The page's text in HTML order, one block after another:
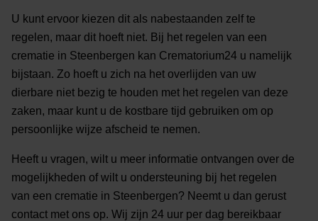
U kunt ervoor kiezen dit als nabestaanden zelf te
regelen, maar dit hoeft niet. Bij het regelen van een
crematie in Steenbergen kan Crematorium24 u namelijk
bijstaan. Zo hoeft u zich na het overlijden van uw
dierbare niet bezig te houden met het regelen van deze
zaken, maar kunt u de kostbare tijd gebruiken om op
persoonlijke wijze afscheid te nemen.
Heeft u vragen, wilt u meer informatie ontvangen over de
mogelijkheden of wilt u ondersteuning bij het regelen
van een crematie in Steenbergen? Neemt u dan gerust
contact met ons op. Wij zijn 24 uur per dag bereikbaar